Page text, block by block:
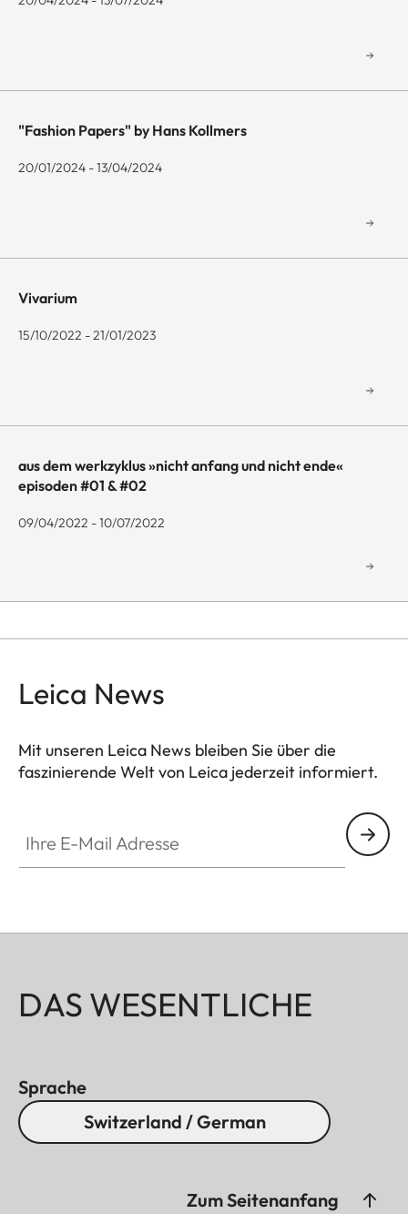
"Fashion Papers" by Hans Kollmers
20/01/2024 - 13/04/2024
Vivarium
15/10/2022 - 21/01/2023
aus dem werkzyklus »nicht anfang und nicht ende«
episoden #01 & #02
09/04/2022 - 10/07/2022
Leica News
Mit unseren Leica News bleiben Sie über die
faszinierende Welt von Leica jederzeit informiert.
DAS WESENTLICHE
Sprache
Switzerland / German
Zum Seitenanfang